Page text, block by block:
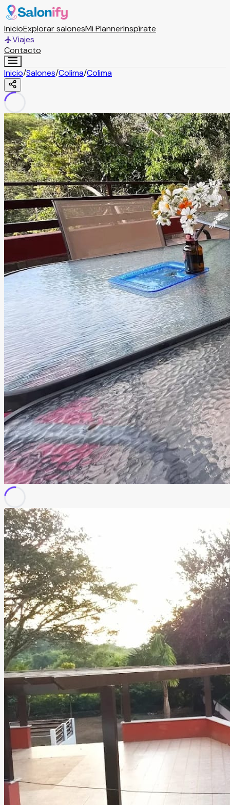
InicioExplorar salonesMi PlannerInspírate
Viajes
Contacto
Inicio/Salones/Colima/Colima